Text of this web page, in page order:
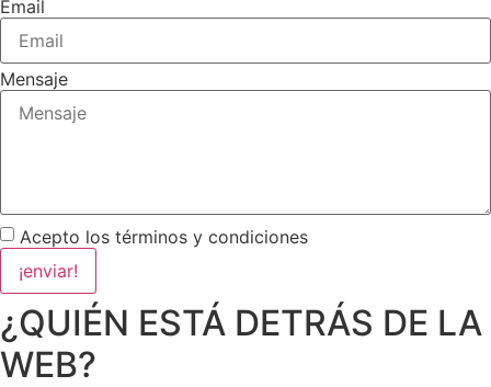
Email
Mensaje
Acepto los términos y condiciones
¡enviar!
¿QUIÉN ESTÁ DETRÁS DE LA
WEB?